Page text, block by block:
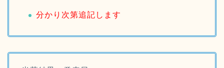
分かり次第追記します